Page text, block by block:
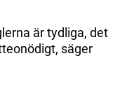
är tydliga, det
säger